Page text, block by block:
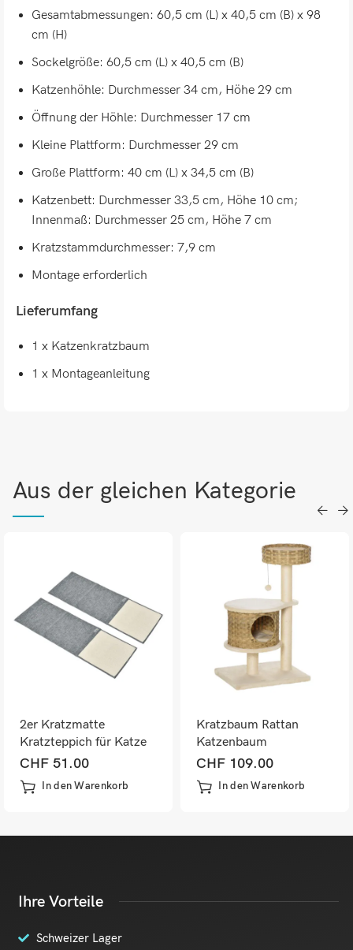
Gesamtabmessungen: 60,5 cm (L) x 40,5 cm (B) x 98
cm (H)
Sockelgröße: 60,5 cm (L) x 40,5 cm (B)
Katzenhöhle: Durchmesser 34 cm, Höhe 29 cm
Öffnung der Höhle: Durchmesser 17 cm
Kleine Plattform: Durchmesser 29 cm
Große Plattform: 40 cm (L) x 34,5 cm (B)
Katzenbett: Durchmesser 33,5 cm, Höhe 10 cm;
Innenmaß: Durchmesser 25 cm, Höhe 7 cm
Kratzstammdurchmesser: 7,9 cm
Montage erforderlich
Lieferumfang
1 x Katzenkratzbaum
1 x Montageanleitung
Aus der gleichen Kategorie
2er Kratzmatte
Kratzteppich für Katze
130x45x0.3cm
CHF 51.00
In den Warenkorb
Kratzbaum Rattan
Katzenbaum
Kletterbaum Höhe
95 cm
CHF 109.00
In den Warenkorb
Ihre Vorteile
Schweizer Lager